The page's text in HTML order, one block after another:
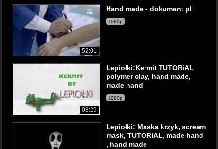
52:01
Hand made - dokument pl
1080p
08:29
Lepiołki:Kermit TUTORiAL
polymer clay, hand made,
made hand
1080p
Lepiołki: Maska krzyk, scream
mask, TUTORIAL, made hand
, hand made